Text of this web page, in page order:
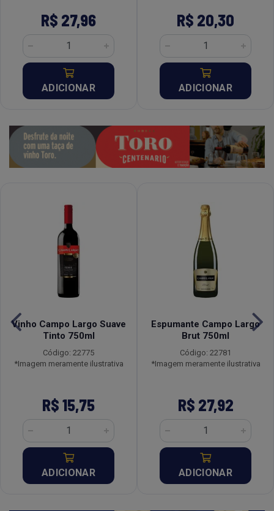
R$ 27,96
ADICIONAR
R$ 20,30
ADICIONAR
Vinho Campo Largo Suave
Tinto 750ml
Código: 22775
*Imagem meramente ilustrativa
R$ 15,75
ADICIONAR
Espumante Campo Largo
Brut 750ml
Código: 22781
*Imagem meramente ilustrativa
R$ 27,92
ADICIONAR